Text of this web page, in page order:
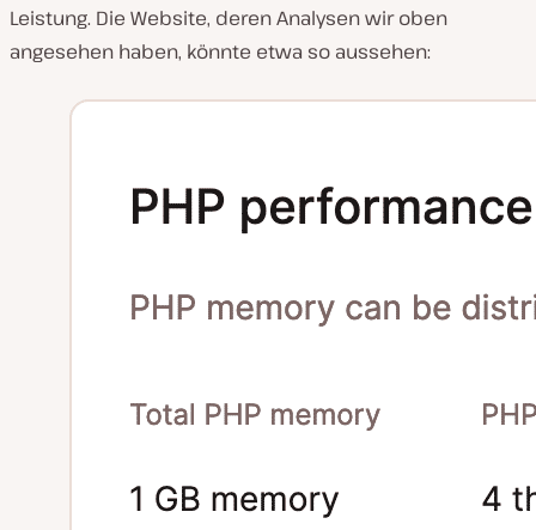
Leistung. Die Website, deren Analysen wir oben
angesehen haben, könnte etwa so aussehen: